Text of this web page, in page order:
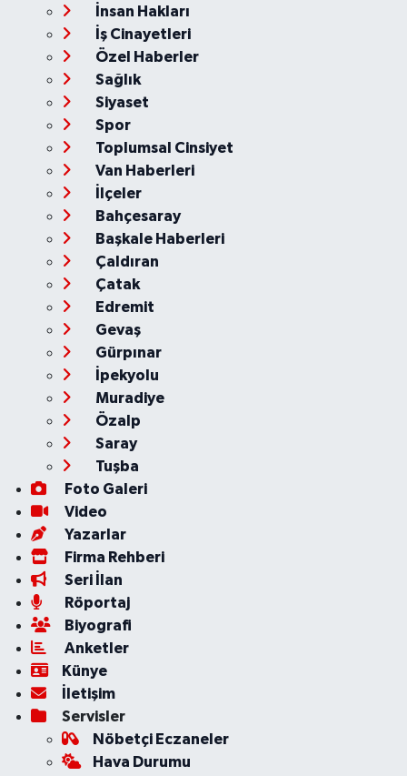
İnsan Hakları
İş Cinayetleri
Özel Haberler
Sağlık
Siyaset
Spor
Toplumsal Cinsiyet
Van Haberleri
İlçeler
Bahçesaray
Başkale Haberleri
Çaldıran
Çatak
Edremit
Gevaş
Gürpınar
İpekyolu
Muradiye
Özalp
Saray
Tuşba
Foto Galeri
Video
Yazarlar
Firma Rehberi
Seri İlan
Röportaj
Biyografi
Anketler
Künye
İletişim
Servisler
Nöbetçi Eczaneler
Hava Durumu